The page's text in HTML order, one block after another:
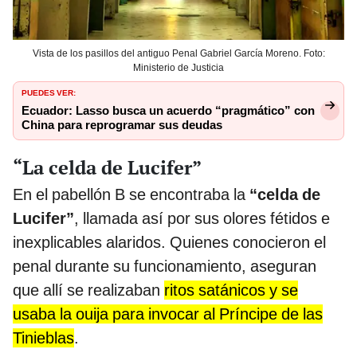
Vista de los pasillos del antiguo Penal Gabriel García Moreno. Foto:
Ministerio de Justicia
PUEDES VER:
Ecuador: Lasso busca un acuerdo “pragmático” con
China para reprogramar sus deudas
“La celda de Lucifer”
En el pabellón B se encontraba la “celda de
Lucifer”, llamada así por sus olores fétidos e
inexplicables alaridos. Quienes conocieron el
penal durante su funcionamiento, aseguran
que allí se realizaban ritos satánicos y se
usaba la ouija para invocar al Príncipe de las
Tinieblas.